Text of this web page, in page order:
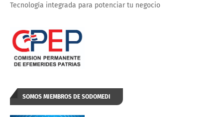
Tecnología integrada para potenciar tu negocio
SOMOS MIEMBROS DE SODOMEDI